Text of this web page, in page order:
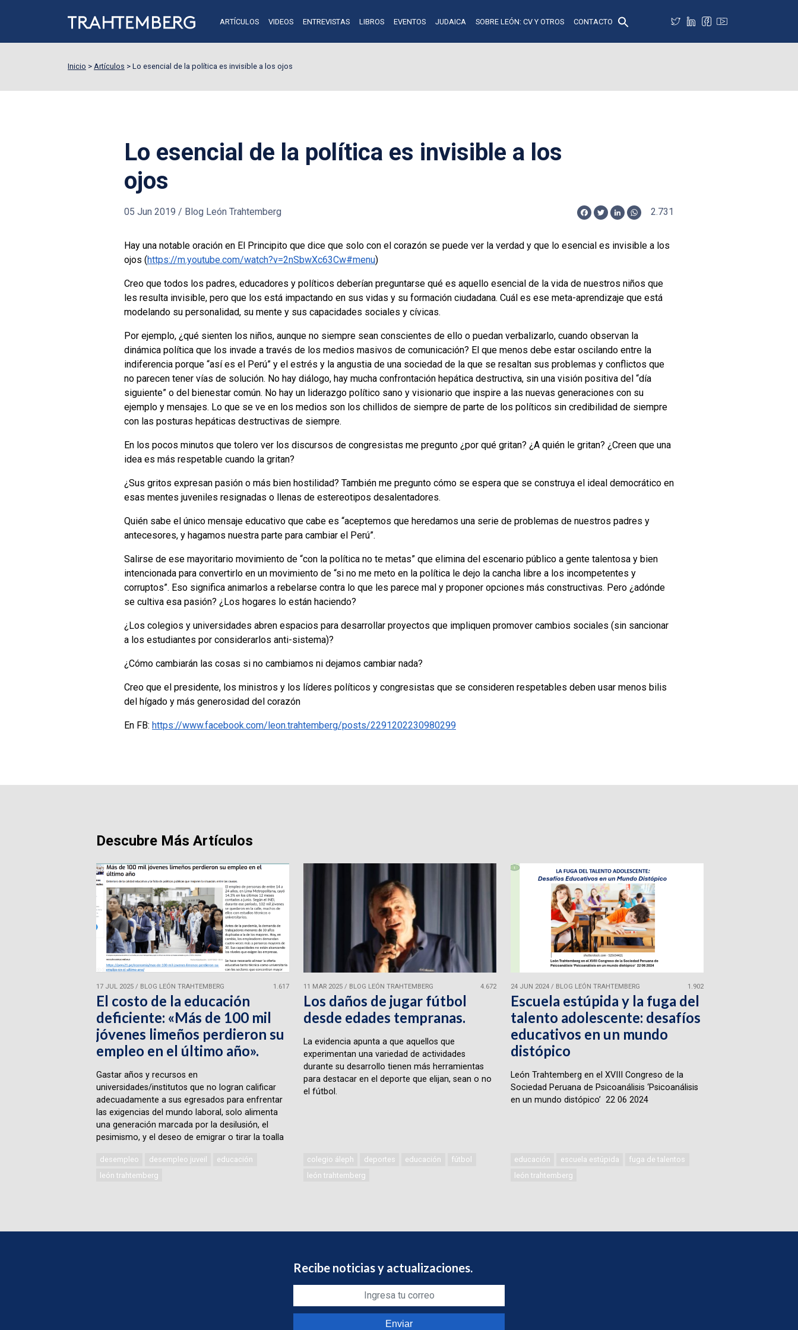
ARTÍCULOS VIDEOS ENTREVISTAS LIBROS EVENTOS JUDAICA SOBRE LEÓN: CV Y OTROS CONTACTO
Inicio > Artículos > Lo esencial de la política es invisible a los ojos
Lo esencial de la política es invisible a los
ojos
05 Jun 2019 / Blog León Trahtemberg
Facebook
TwitterLinkedInWhatsApp
2.731
Hay una notable oración en El Principito que dice que solo con el corazón se puede ver la verdad y que lo esencial es invisible a los
ojos (https://m.youtube.com/watch?v=2nSbwXc63Cw#menu)
Creo que todos los padres, educadores y políticos deberían preguntarse qué es aquello esencial de la vida de nuestros niños que
les resulta invisible, pero que los está impactando en sus vidas y su formación ciudadana. Cuál es ese meta-aprendizaje que está
modelando su personalidad, su mente y sus capacidades sociales y cívicas.
Por ejemplo, ¿qué sienten los niños, aunque no siempre sean conscientes de ello o puedan verbalizarlo, cuando observan la
dinámica política que los invade a través de los medios masivos de comunicación? El que menos debe estar oscilando entre la
indiferencia porque “así es el Perú” y el estrés y la angustia de una sociedad de la que se resaltan sus problemas y conflictos que
no parecen tener vías de solución. No hay diálogo, hay mucha confrontación hepática destructiva, sin una visión positiva del “día
siguiente” o del bienestar común. No hay un liderazgo político sano y visionario que inspire a las nuevas generaciones con su
ejemplo y mensajes. Lo que se ve en los medios son los chillidos de siempre de parte de los políticos sin credibilidad de siempre
con las posturas hepáticas destructivas de siempre.
En los pocos minutos que tolero ver los discursos de congresistas me pregunto ¿por qué gritan? ¿A quién le gritan? ¿Creen que una
idea es más respetable cuando la gritan?
¿Sus gritos expresan pasión o más bien hostilidad? También me pregunto cómo se espera que se construya el ideal democrático en
esas mentes juveniles resignadas o llenas de estereotipos desalentadores.
Quién sabe el único mensaje educativo que cabe es “aceptemos que heredamos una serie de problemas de nuestros padres y
antecesores, y hagamos nuestra parte para cambiar el Perú”.
Salirse de ese mayoritario movimiento de “con la política no te metas” que elimina del escenario público a gente talentosa y bien
intencionada para convertirlo en un movimiento de “si no me meto en la política le dejo la cancha libre a los incompetentes y
corruptos”. Eso significa animarlos a rebelarse contra lo que les parece mal y proponer opciones más constructivas. Pero ¿adónde
se cultiva esa pasión? ¿Los hogares lo están haciendo?
¿Los colegios y universidades abren espacios para desarrollar proyectos que impliquen promover cambios sociales (sin sancionar
a los estudiantes por considerarlos anti-sistema)?
¿Cómo cambiarán las cosas si no cambiamos ni dejamos cambiar nada?
Creo que el presidente, los ministros y los líderes políticos y congresistas que se consideren respetables deben usar menos bilis
del hígado y más generosidad del corazón
En FB: https://www.facebook.com/leon.trahtemberg/posts/2291202230980299
Descubre Más Artículos
17 JUL 2025/ BLOG LEÓN TRAHTEMBERG 1.617
El costo de la educación
deficiente: «Más de 100 mil
jóvenes limeños perdieron su
empleo en el último año».
Gastar años y recursos en
universidades/institutos que no logran calificar
adecuadamente a sus egresados para enfrentar
las exigencias del mundo laboral, solo alimenta
una generación marcada por la desilusión, el
pesimismo, y el deseo de emigrar o tirar la toalla
desempleo desempleo juveil
educación
león trahtemberg
11 MAR 2025/ BLOG LEÓN TRAHTEMBERG 4.672
Los daños de jugar fútbol
desde edades tempranas.
La evidencia apunta a que aquellos que
experimentan una variedad de actividades
durante su desarrollo tienen más herramientas
para destacar en el deporte que elijan, sean o no
el fútbol.
colegio áleph deportes educación
fútbol
león trahtemberg
24 JUN 2024/ BLOG LEÓN TRAHTEMBERG 1.902
Escuela estúpida y la fuga del
talento adolescente: desafíos
educativos en un mundo
distópico
León Trahtemberg en el XVIII Congreso de la
Sociedad Peruana de Psicoanálisis ‘Psicoanálisis
en un mundo distópico’ 22 06 2024
educación escuela estúpida
fuga de talentos
león trahtemberg
Recibe noticias y actualizaciones.